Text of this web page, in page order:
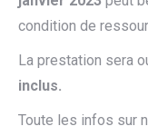
condition de
La prestation sera
inclus.
Toute les infos sur